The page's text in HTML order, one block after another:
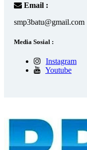
Email :
smp3batu@gmail.com
Media Sosial :
Instagram
Youtube